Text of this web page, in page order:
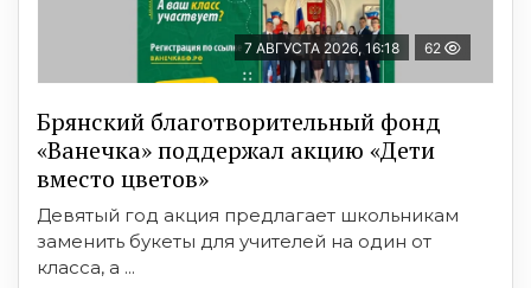
7 АВГУСТА 2026, 16:18 62
Брянский благотворительный фонд
«Ванечка» поддержал акцию «Дети
вместо цветов»
Девятый год акция предлагает школьникам
заменить букеты для учителей на один от
класса, а ...